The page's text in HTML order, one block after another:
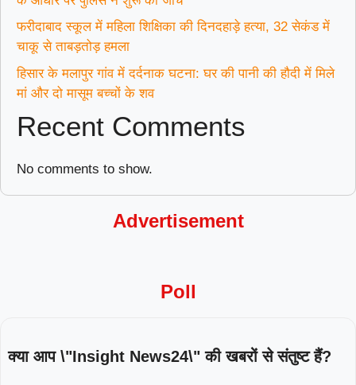
फरीदाबाद स्कूल में महिला शिक्षिका की दिनदहाड़े हत्या, 32 सेकंड में
चाकू से ताबड़तोड़ हमला
हिसार के मलापुर गांव में दर्दनाक घटना: घर की पानी की हौदी में मिले
मां और दो मासूम बच्चों के शव
Recent Comments
No comments to show.
Advertisement
Poll
क्या आप \"Insight News24\" की खबरों से संतुष्ट हैं?